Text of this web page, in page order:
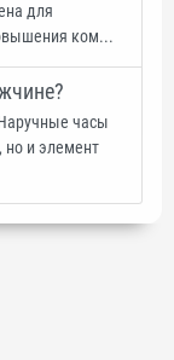
для
ком...
часы
но и элемент